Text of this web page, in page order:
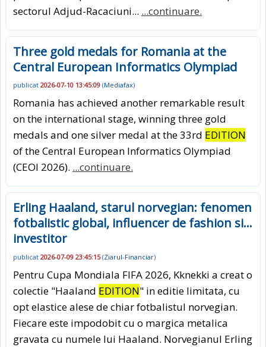
sectorul Adjud-Racaciuni... ...continuare.
Three gold medals for Romania at the
Central European Informatics Olympiad
publicat 2026-07-10 13:45:09 (Mediafax)
Romania has achieved another remarkable result
on the international stage, winning three gold
medals and one silver medal at the 33rd EDITION
of the Central European Informatics Olympiad
(CEOI 2026). ...continuare.
Erling Haaland, starul norvegian: fenomen
fotbalistic global, influencer de fashion si...
investitor
publicat 2026-07-09 23:45:15(Ziarul-Financiar)
Pentru Cupa Mondiala FIFA 2026, Kknekki a creat o
colectie "Haaland EDITION" in editie limitata, cu
opt elastice alese de chiar fotbalistul norvegian.
Fiecare este impodobit cu o margica metalica
gravata cu numele lui Haaland. Norvegianul Erling